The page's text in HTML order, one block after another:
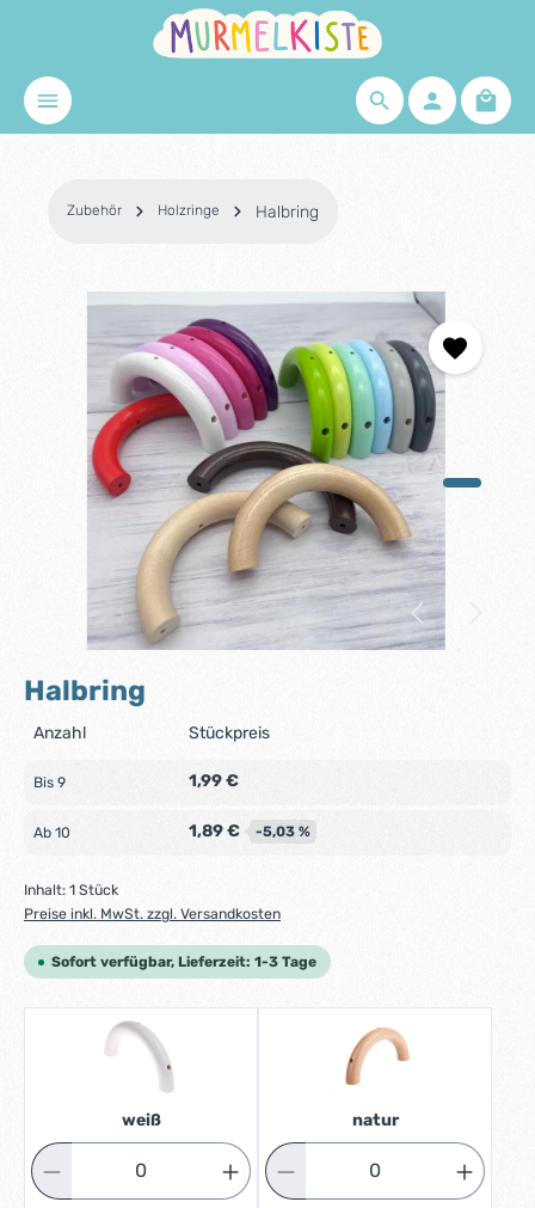
Zum Hauptinhalt springen
Zubehör Holzringe Halbring
Bildergalerie überspringen
Halbring
Anzahl Stückpreis
Bis 9 1,99 €
Ab 10 1,89 € -5,03 %
Inhalt: 1 Stück
Preise inkl. MwSt. zzgl. Versandkosten
Sofort verfügbar, Lieferzeit: 1-3 Tage
weiß natur